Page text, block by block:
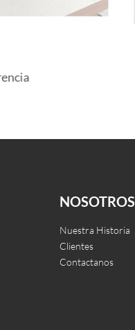
NOSOTROS
Nuestra Historia
Clientes
Contactanos